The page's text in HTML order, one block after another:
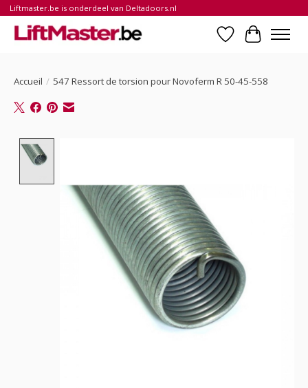
Liftmaster.be is onderdeel van Deltadoors.nl
Liste dePanier
Accueil / 547 Ressort de torsion pour Novoferm R 50-45-558